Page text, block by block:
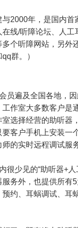
与2000年，是国内首
线/听障论坛、人工
个听障网站，另外
群。）
员遍及全国各地，
作室大多数客户是
选择经营的助听器
客户手机上安装一
的实时远程调试服务
很少见的“助听器+
务外，也提供所有
约、耳蜗调试、耳